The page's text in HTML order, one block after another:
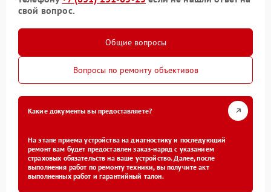
свой вопрос.
Общие вопросы
Вопросы по ремонту объективов
Какие документы вы предоставляете?
На этапе приема устройства на диагностику и последующий
ремонт вам будет предоставлен заказ-наряд с указанием
страховых обязательств на ваше устройство. Далее, после
выполнения работ по ремонту техники, вы получите акт
выполненных работ и гарантийный талон.